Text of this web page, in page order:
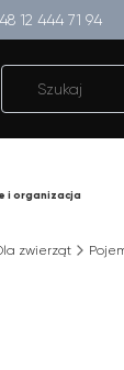
12 444 71 94
i organizacja
zwierząt